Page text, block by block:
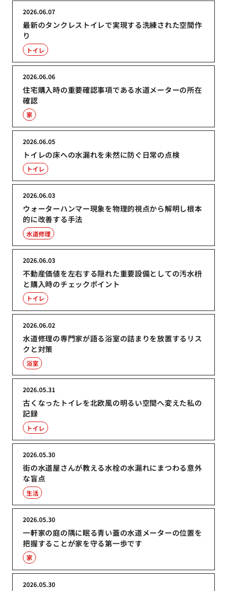
最新のタンクレストイレで実現する洗練された空間作
り
2026.06.07
トイレ
住宅購入時の重要確認事項である水道メーターの所在
確認
2026.06.06
家
トイレの床への水漏れを未然に防ぐ日常の点検
2026.06.05
トイレ
ウォーターハンマー現象を物理的視点から解明し根本
的に改善する手法
2026.06.03
水道修理
不動産価値を左右する隠れた重要設備としての汚水枡
と購入時のチェックポイント
2026.06.03
トイレ
水道修理の専門家が語る浴室の詰まりを放置するリス
クと対策
2026.06.02
浴室
古くなったトイレを北欧風の明るい空間へ変えた私の
記録
2026.05.31
トイレ
街の水道屋さんが教える水栓の水漏れにまつわる意外
な盲点
2026.05.30
生活
一軒家の庭の隅に眠る青い蓋の水道メーターの位置を
把握することが家を守る第一歩です
2026.05.30
家
2026.05.30